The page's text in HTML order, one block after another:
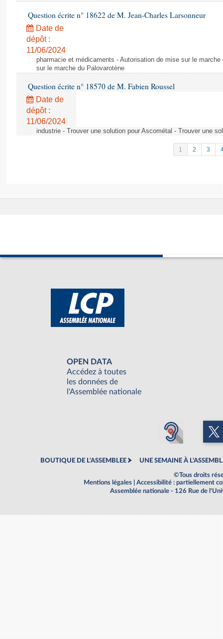
Question écrite n° 18622 de M. Jean-Charles Larsonneur
Date de
dépôt :
11/06/2024
pharmacie et médicaments - Autorisation de mise sur le
sur le marche du Palovarotène
Question écrite n° 18570 de M. Fabien Roussel
Date de
dépôt :
11/06/2024
industrie - Trouver une solution pour Ascométal - Trouver une
1 2 3
OPEN DATA
Accédez à toutes
les données de
l'Assemblée nationale
BOUTIQUE DE L'ASSEMBLEE UNE SEMAINE À
©Tous droits
Mentions légales
Accessibilité : partiellement
Assemblée nationale - 126 Rue de